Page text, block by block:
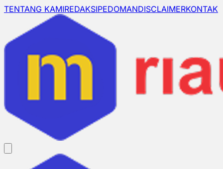
TENTANG KAMIREDAKSIPEDOMANDISCLAIMERKONTAK